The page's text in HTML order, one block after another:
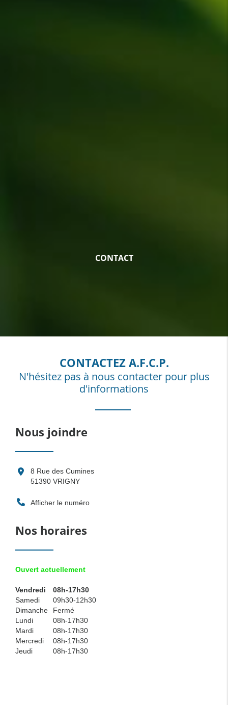
CONTACT
CONTACTEZ A.F.C.P.
N'hésitez pas à nous contacter pour plus
d'informations
Nous joindre
8 Rue des Cumines
51390 VRIGNY
Afficher le numéro
Nos horaires
Ouvert actuellement
Vendredi
08h-17h30
Samedi
09h30-12h30
Dimanche
Fermé
Lundi
08h-17h30
Mardi
08h-17h30
Mercredi
08h-17h30
Jeudi
08h-17h30